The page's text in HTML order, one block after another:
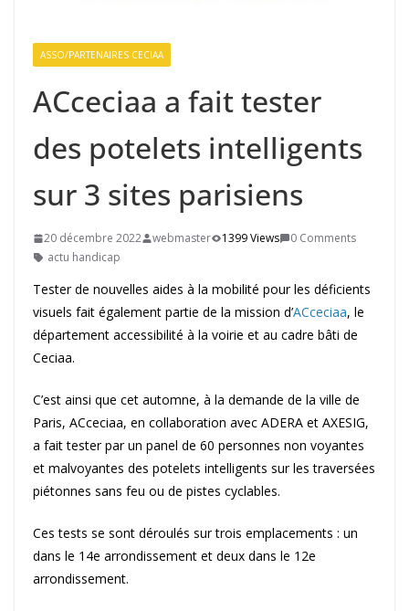
ASSO/PARTENAIRES CECIAA
ACceciaa a fait tester
des potelets intelligents
sur 3 sites parisiens
20 décembre 2022 webmaster 1399 Views
0 Comments
actu handicap
Tester de nouvelles aides à la mobilité pour les déficients
visuels fait également partie de la mission d’ACceciaa, le
département accessibilité à la voirie et au cadre bâti de
Ceciaa.
C’est ainsi que cet automne, à la demande de la ville de
Paris, ACceciaa, en collaboration avec ADERA et AXESIG,
a fait tester par un panel de 60 personnes non voyantes
et malvoyantes des potelets intelligents sur les traversées
piétonnes sans feu ou de pistes cyclables.
Ces tests se sont déroulés sur trois emplacements : un
dans le 14e arrondissement et deux dans le 12e
arrondissement.